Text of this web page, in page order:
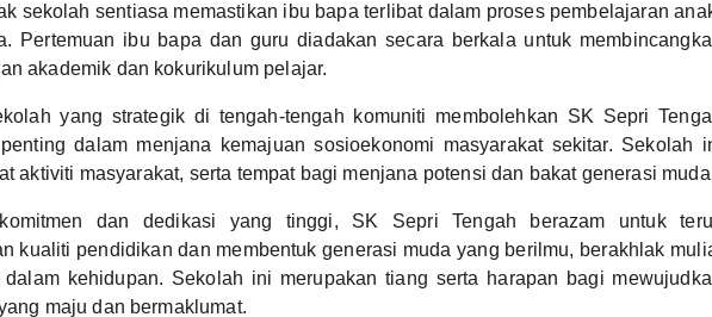
sekolah sentiasa memastikan ibu bapa terlibat dalam proses pembelajaran
Pertemuan ibu bapa dan guru diadakan secara berkala untuk
akademik dan kokurikulum pelajar.
yang strategik di tengah-tengah komuniti membolehkan SK Sepri
dalam menjana kemajuan sosioekonomi masyarakat sekitar. Sekolah
aktiviti masyarakat, serta tempat bagi menjana potensi dan bakat generasi
dan dedikasi yang tinggi, SK Sepri Tengah berazam untuk
kualiti pendidikan dan membentuk generasi muda yang berilmu, berakhlak
kehidupan. Sekolah ini merupakan tiang serta harapan bagi
maju dan bermaklumat.